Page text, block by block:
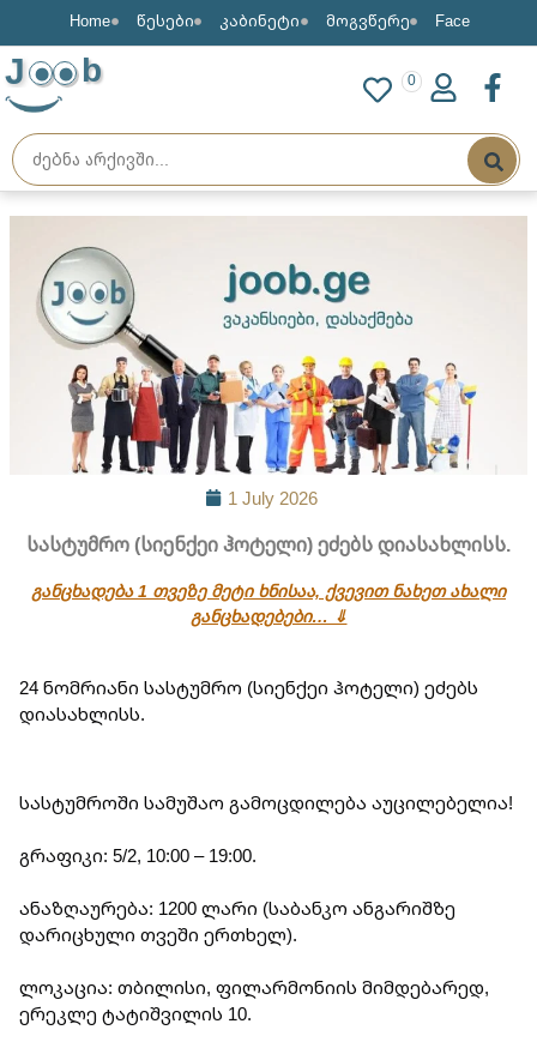
Home წესები კაბინეტი მოგვწერე Face
J b 0
1 July 2026
სასტუმრო (სიენქეი ჰოტელი) ეძებს დიასახლისს.
განცხადება 1 თვეზე მეტი ხნისაა, ქვევით ნახეთ ახალი
განცხადებები… ⇓
24 ნომრიანი სასტუმრო (სიენქეი ჰოტელი) ეძებს
დიასახლისს.
სასტუმროში სამუშაო გამოცდილება აუცილებელია!
გრაფიკი: 5/2, 10:00 – 19:00.
ანაზღაურება: 1200 ლარი (საბანკო ანგარიშზე
დარიცხული თვეში ერთხელ).
ლოკაცია: თბილისი, ფილარმონიის მიმდებარედ,
ერეკლე ტატიშვილის 10.